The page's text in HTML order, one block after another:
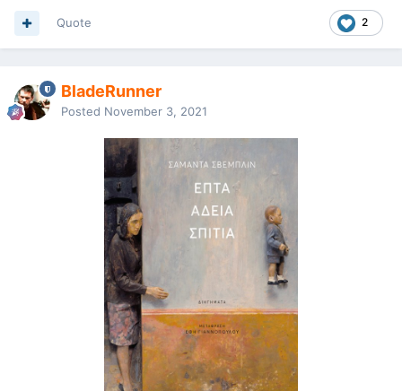
2
Quote
BladeRunner
Posted November 3, 2021